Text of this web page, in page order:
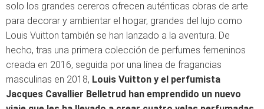
solo los grandes cereros ofrecen auténticas obras de arte
para decorar y ambientar el hogar, grandes del lujo como
Louis Vuitton también se han lanzado a la aventura. De
hecho, tras una primera colección de perfumes femeninos
creada en 2016, seguida por una línea de fragancias
masculinas en 2018, Louis Vuitton y el perfumista
Jacques Cavallier Belletrud han emprendido un nuevo